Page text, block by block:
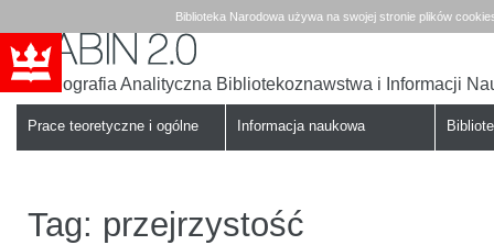
Biblioteka Narodowa używa na swojej stronie plików
Babin
Bibliografia Analityczna Bibliotekoznawstwa i Informacji
Prace teoretyczne i ogólne Informacja naukowa
Tag: przejrzystość